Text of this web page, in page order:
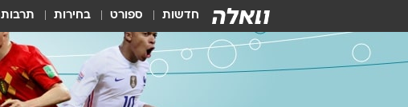
חדשות ספורט בחירות תרבות